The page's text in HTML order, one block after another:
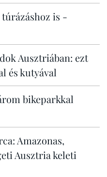
túrázáshoz is -
Ausztriában: ezt
és kutyával
bikeparkkal
Amazonas,
Ausztria keleti